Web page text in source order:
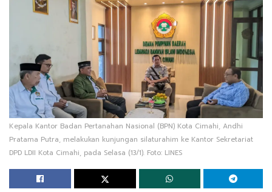
Kepala Kantor Badan Pertanahan Nasional (BPN) Kota Cimahi, Andhi
Pratama Putra, melakukan kunjungan silaturahim ke Kantor Sekretariat
DPD LDII Kota Cimahi, pada Selasa (13/1). Foto: LINES